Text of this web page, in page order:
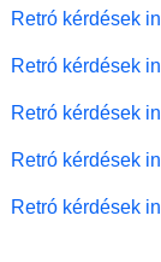
Retró kérdések
Retró kérdések
Retró kérdések
Retró kérdések
Retró kérdések